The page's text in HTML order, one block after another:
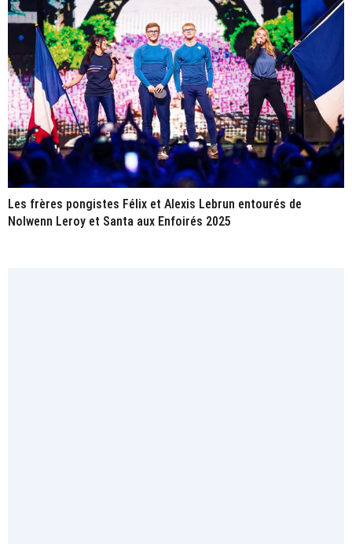
Les frères pongistes Félix et Alexis Lebrun entourés de
Nolwenn Leroy et Santa aux Enfoirés 2025